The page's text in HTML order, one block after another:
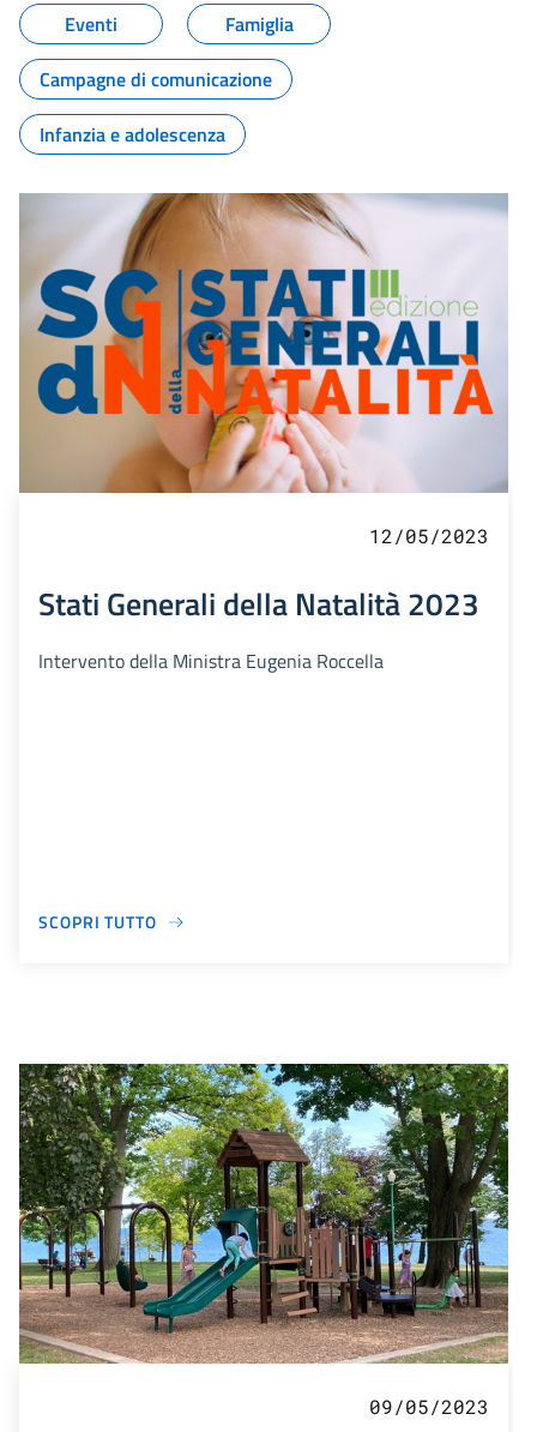
Eventi
Famiglia
Campagne di comunicazione
Infanzia e adolescenza
12/05/2023
Stati Generali della Natalità 2023
Intervento della Ministra Eugenia Roccella
SCOPRI TUTTO
09/05/2023